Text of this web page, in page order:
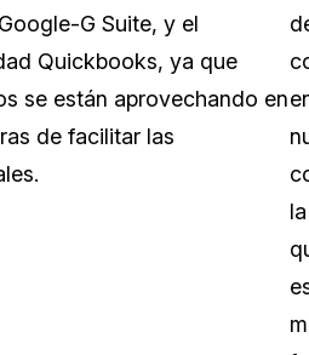
y
Telefónica
y Las Líneas Directas
G Suite, y el
Quickbooks, ya que
se están aprovechando en
de facilitar las
la